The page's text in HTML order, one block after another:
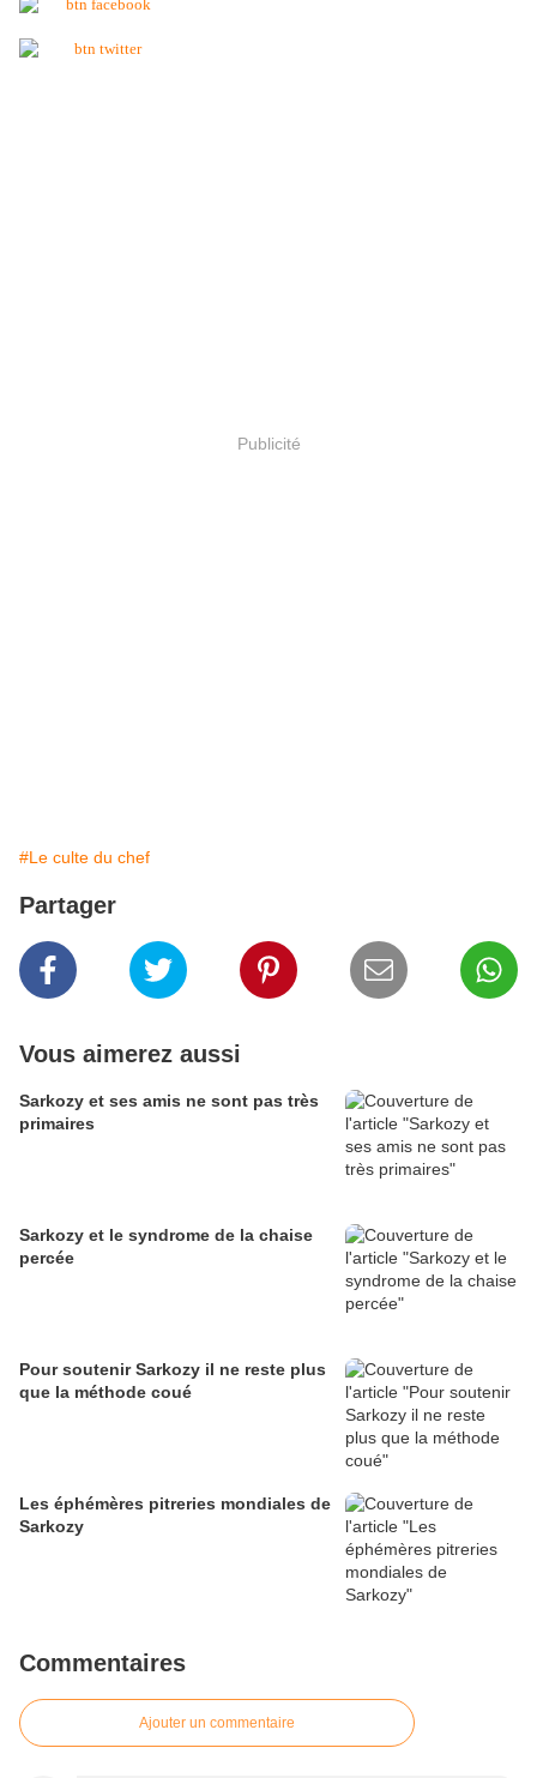
Publicité
#Le culte du chef
Partager
Vous aimerez aussi
Sarkozy et ses amis ne sont pas très
primaires
Sarkozy et le syndrome de la chaise
percée
Pour soutenir Sarkozy il ne reste plus
que la méthode coué
Les éphémères pitreries mondiales de
Sarkozy
Commentaires
Ajouter un commentaire